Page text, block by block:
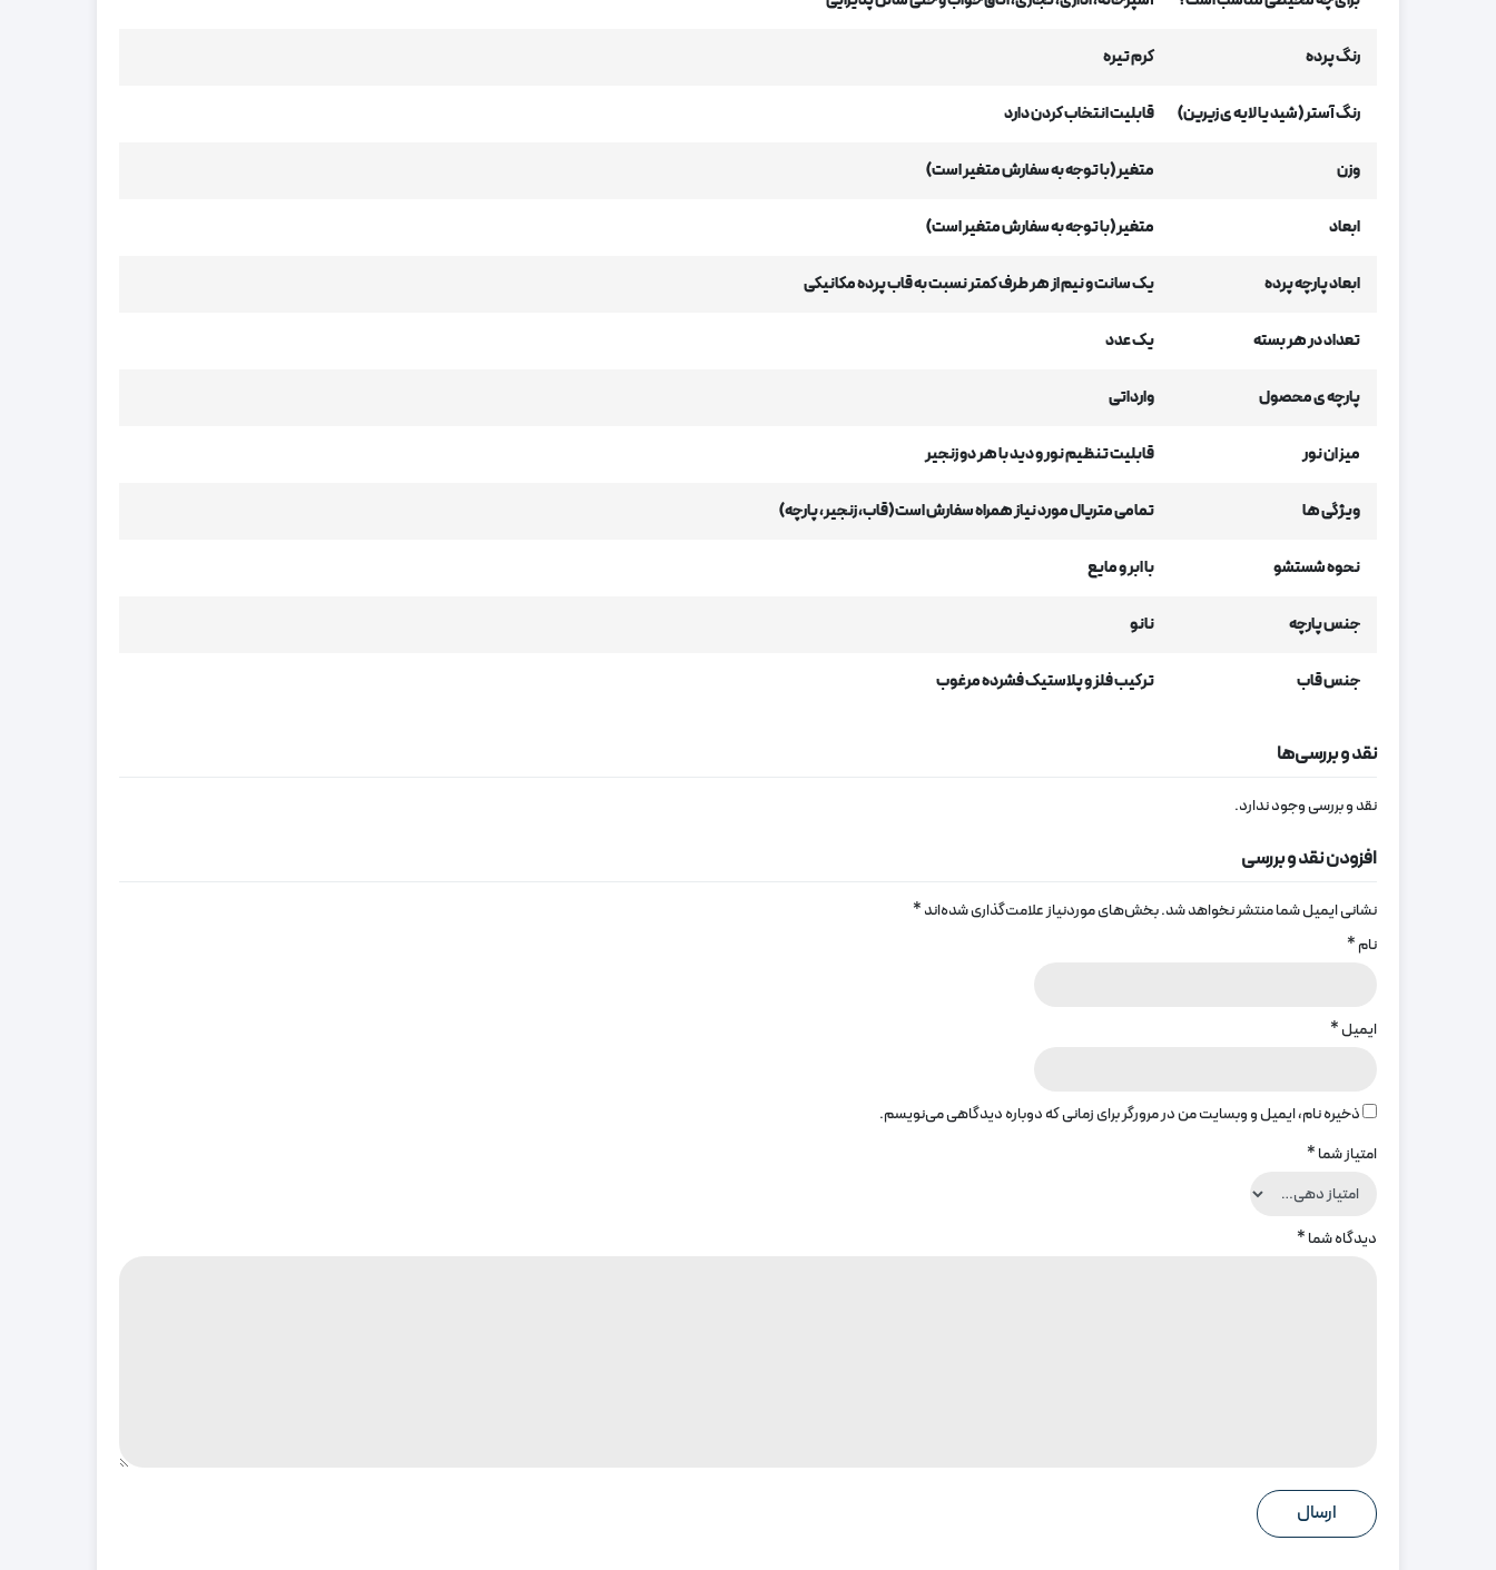
رنگ پرده کرم تیره
رنگ آستر (شید یا لایه ی زیرین) قابلیت انتخاب کردن دارد
وزن متغیر (با توجه به سفارش متغیر است)
ابعاد متغیر (با توجه به سفارش متغیر است)
ابعاد پارچه پرده یک سانت و نیم از هر طرف کمتر نسبت به قاب پرده مکانیکی
تعداد در هر بسته یک عدد
پارچه ی محصول وارداتی
میزان نور قابلیت تنظیم نور و دید با هر دو زنجیر
ویژگی ها تمامی متریال مورد نیاز همراه سفارش است (قاب، زنجیر، پارچه)
نحوه شستشو با ابر و مایع
جنس پارچه نانو
جنس قاب ترکیب فلز و پلاستیک فشرده مرغوب
نقد و بررسی‌ها
نقد و بررسی وجود ندارد.
افزودن نقد و بررسی
نشانی ایمیل شما منتشر نخواهد شد.بخش‌های موردنیاز علامت‌گذاری شده‌اند*
نام*
ایمیل*
ذخیره نام، ایمیل و وبسایت من در مرورگر برای زمانی که دوباره دیدگاهی می‌نویسم.
امتیاز شما*
دیدگاه شما*